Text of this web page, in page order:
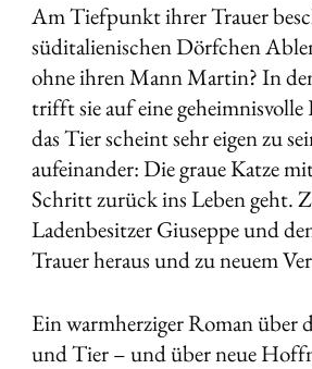
Am Tiefpunkt ihrer Trauer
süditalienischen Dörfchen
ohne ihren Mann Martin? In
trifft sie auf eine
das Tier scheint sehr eigen zu
aufeinander: Die graue Katze
Schritt zurück ins Leben geht.
Ladenbesitzer Giuseppe und
Trauer heraus und zu neuem
Ein warmherziger Roman über
und Tier – und über neue